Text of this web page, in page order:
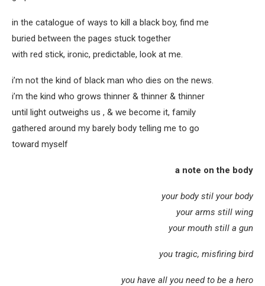
in the catalogue of ways to kill a black boy, find me
buried between the pages stuck together
with red stick, ironic, predictable, look at me.
i’m not the kind of black man who dies on the news.
i’m the kind who grows thinner & thinner & thinner
until light outweighs us , & we become it, family
gathered around my barely body telling me to go
toward myself
a note on the body
your body stil your body
your arms still wing
your mouth still a gun
you tragic, misfiring bird
you have all you need to be a hero